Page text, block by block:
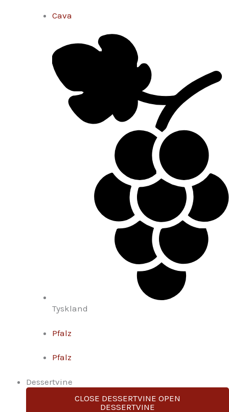
Cava
Tyskland
Pfalz
Pfalz
Dessertvine
CLOSE DESSERTVINE OPEN
DESSERTVINE